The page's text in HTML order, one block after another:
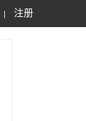
注册